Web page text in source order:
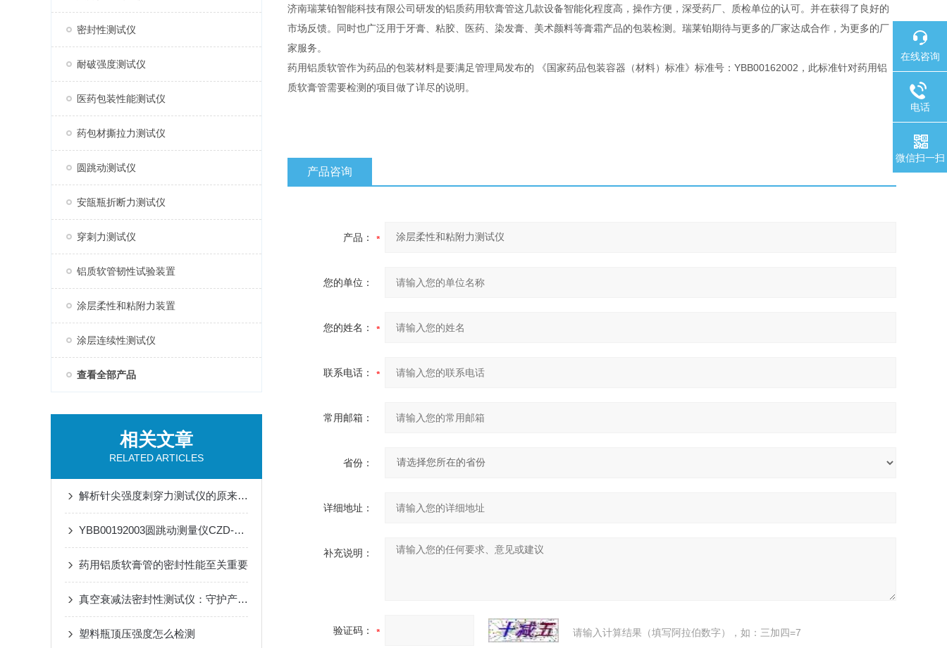
密封性测试仪
耐破强度测试仪
医药包装性能测试仪
药包材撕拉力测试仪
圆跳动测试仪
安瓿瓶折断力测试仪
穿刺力测试仪
铝质软管韧性试验装置
涂层柔性和粘附力装置
涂层连续性测试仪
查看全部产品
相关文章
RELATED ARTICLES
解析针尖强度刺穿力测试仪的原来及操作
YBB00192003圆跳动测量仪CZD-80：守护安瓿瓶质量，筑牢药品安全防线
药用铝质软膏管的密封性能至关重要
真空衰减法密封性测试仪：守护产品的第一道防线
塑料瓶顶压强度怎么检测
济南瑞莱铂智能科技有限公司研发的铝质药用软膏管这几款设备智能化程度高，操作方便，深受药厂、质检单位的认可。并在获得了良好的
市场反馈。同时也广泛用于牙膏、粘胶、医药、染发膏、美术颜料等膏霜产品的包装检测。瑞莱铂期待与更多的厂家达成合作，为更多的厂
家服务。
药用铝质软管作为药品的包装材料是要满足管理局发布的 《国家药品包装容器（材料）标准》标准号：YBB00162002，此标准针对药用铝
质软膏管需要检测的项目做了详尽的说明。
产品咨询
产品：
您的单位：
您的姓名：
联系电话：
常用邮箱：
省份：
详细地址：
补充说明：
验证码： 请输入计算结果（填写阿拉伯数字），如：三加四=7
在线咨询
电话
微信扫一扫